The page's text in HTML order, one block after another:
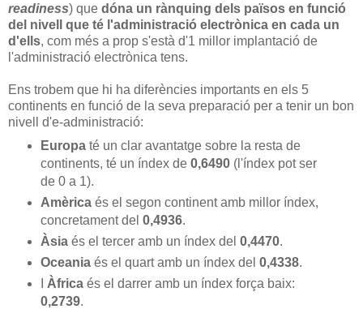
readiness) que dóna un rànquing dels països en funció
del nivell que té l'administració electrònica en cada un
d'ells, com més a prop s'està d'1 millor implantació de
l'administració electrònica tens.
Ens trobem que hi ha diferències importants en els 5
continents en funció de la seva preparació per a tenir un bon
nivell d'e-administració:
Europa té un clar avantatge sobre la resta de
continents, té un índex de 0,6490(l'índex pot ser
de 0 a 1).
Amèrica és el segon continent amb millor índex,
concretament del 0,4936.
Àsia és el tercer amb un índex del 0,4470.
Oceania és el quart amb un índex del 0,4338.
Àfrica és el darrer amb un índex força baix:
0,2739.